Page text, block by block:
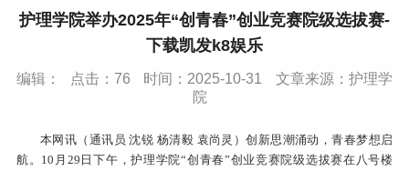
护理学院举办2025年“创青春”创业竞赛院级选拔赛-
下载凯发k8娱乐
编辑： 点击： 76 时间：2025-10-31
文章来源：护理学
院
本网讯（通讯员 沈锐 杨清毅 袁尚灵）创新思潮涌动，青春梦想启
航。10月29日下午，护理学院“创青春”创业竞赛院级选拔赛在八号楼